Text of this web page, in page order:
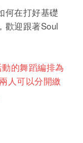
何在打好基礎
歡迎跟著Soul
的舞蹈編排為
人可以分開繳